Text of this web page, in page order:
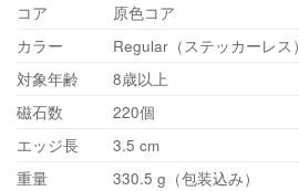
コア
原色コア
カラー
Regular（ステッカーレス）
対象年齢
8歳以上
磁石数
220個
エッジ長
3.5 cm
重量
330.5 g（包装込み）